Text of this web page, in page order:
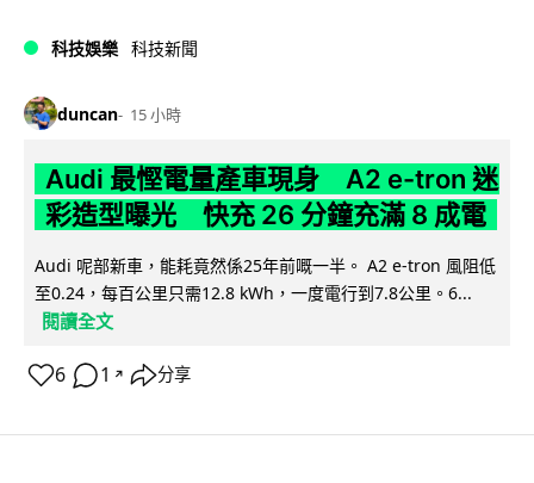
科技娛樂 科技新聞
duncan 15 小時
Audi 最慳電量產車現身 A2 e-tron 迷
彩造型曝光 快充 26 分鐘充滿 8 成電
Audi 呢部新車，能耗竟然係25年前嘅一半。 A2 e-tron 風阻低
至0.24，每百公里只需12.8 kWh，一度電行到7.8公里。6...
閱讀全文
6 1 ↗ 分享